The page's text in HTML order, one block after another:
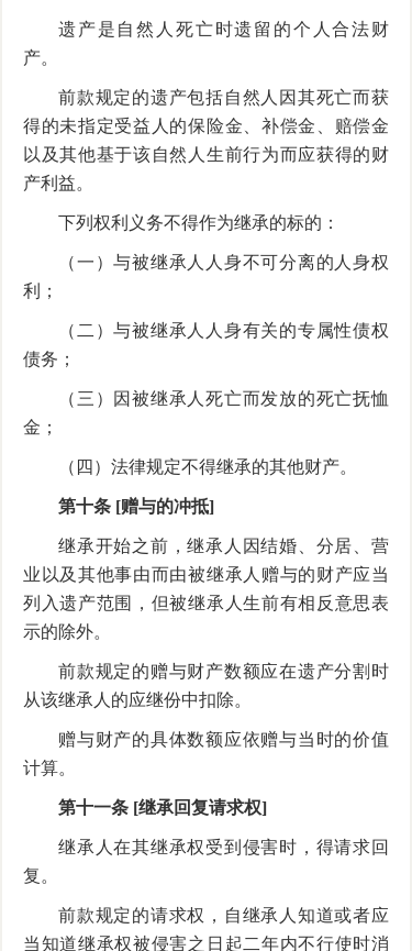
遗产是自然人死亡时遗留的个人合法财
产。
前款规定的遗产包括自然人因其死亡而获
得的未指定受益人的保险金、补偿金、赔偿金
以及其他基于该自然人生前行为而应获得的财
产利益。
下列权利义务不得作为继承的标的：
（一）与被继承人人身不可分离的人身权
利；
（二）与被继承人人身有关的专属性债权
债务；
（三）因被继承人死亡而发放的死亡抚恤
金；
（四）法律规定不得继承的其他财产。
第十条 [赠与的冲抵]
继承开始之前，继承人因结婚、分居、营
业以及其他事由而由被继承人赠与的财产应当
列入遗产范围，但被继承人生前有相反意思表
示的除外。
前款规定的赠与财产数额应在遗产分割时
从该继承人的应继份中扣除。
赠与财产的具体数额应依赠与当时的价值
计算。
第十一条 [继承回复请求权]
继承人在其继承权受到侵害时，得请求回
复。
前款规定的请求权，自继承人知道或者应
当知道继承权被侵害之日起二年内不行使时消